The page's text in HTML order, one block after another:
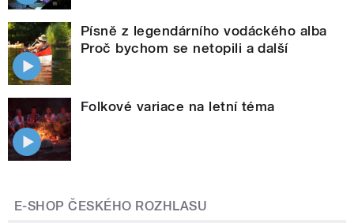
Písně z legendárního vodáckého alba
Proč bychom se netopili a další
Folkové variace na letní téma
E-SHOP ČESKÉHO ROZHLASU